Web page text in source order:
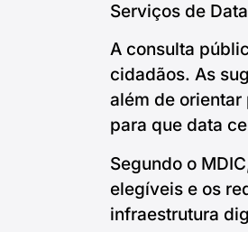
Serviços de
A consulta
cidadãos. As
além de
para que data
Segundo o
elegíveis e os
infraestrutura